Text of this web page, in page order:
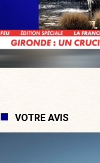
VOTRE AVIS